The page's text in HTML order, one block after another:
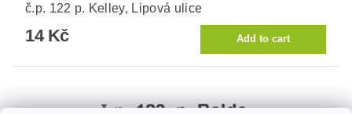
č.p. 122 p. Kelley, Lipová ulice
14 Kč